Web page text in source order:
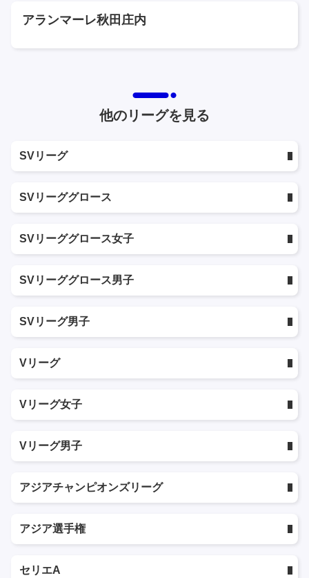
アランマーレ秋田庄内
他のリーグを見る
SVリーグ
SVリーググロース
SVリーググロース女子
SVリーググロース男子
SVリーグ男子
Vリーグ
Vリーグ女子
Vリーグ男子
アジアチャンピオンズリーグ
アジア選手権
セリエA